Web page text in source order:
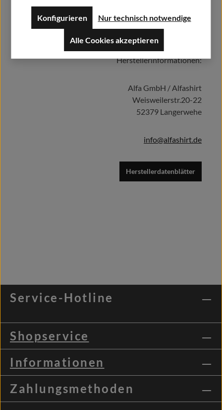
Details
Herstellerinformationen:
Alfa GmbH / Alfashirt
Weisweilerstr.20-22
52379 Langerwehe
info@alfashirt.de
Herstellerdatenblätter
Service-Hotline
Shopservice
Informationen
Zahlungsmethoden
Nur technisch notwendige
Konfigurieren
Alle Cookies akzeptieren